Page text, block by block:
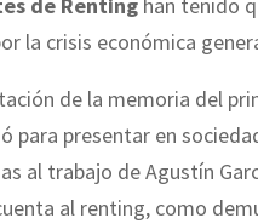
de Renting han tenido
la crisis económica
de la memoria del
para presentar en
al trabajo de Agustín
al renting, como